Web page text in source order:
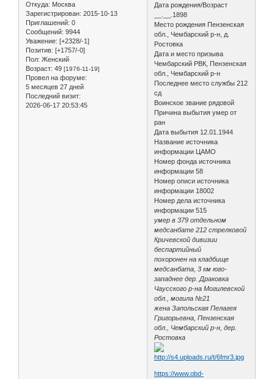
Откуда: Москва
Зарегистрирован: 2015-10-13
Приглашений: 0
Сообщений: 9944
Уважение: [+2328/-1]
Позитив: [+1757/-0]
Пол: Женский
Возраст: 49 [1976-11-19]
Провел на форуме:
5 месяцев 27 дней
Последний визит:
2026-06-17 20:53:45
Дата рождения/Возраст
__.__.1898
Место рождения Пензенская
обл., Чембарский р-н, д.
Ростовка
Дата и место призыва
Чембарский РВК, Пензенская
обл., Чембарский р-н
Последнее место службы 212
сд
Воинское звание рядовой
Причина выбытия умер от
ран
Дата выбытия 12.01.1944
Название источника
информации ЦАМО
Номер фонда источника
информации 58
Номер описи источника
информации 18002
Номер дела источника
информации 515
умер в 379 отдельном
медсанбате 212 стрелковой
Кричевской дивизии
беспартийный
похоронен на кладбище
медсанбата, 3 км юго-
западнее дер. Драковка
Чаусского р-на Могилевской
обл., могила №21
жена Запольская Пелагея
Григорьевна, Пензенская
обл., Чембарский р-н, дер.
Ростовка
https://www.obd-